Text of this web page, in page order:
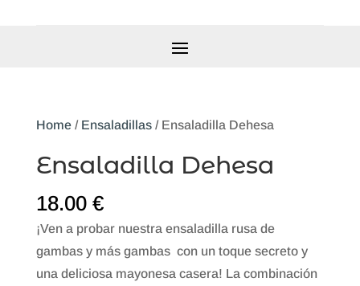
Home/ Ensaladillas/ Ensaladilla Dehesa
Ensaladilla Dehesa
18.00 €
¡Ven a probar nuestra ensaladilla rusa de
gambas y más gambas con un toque secreto y
una deliciosa mayonesa casera! La combinación